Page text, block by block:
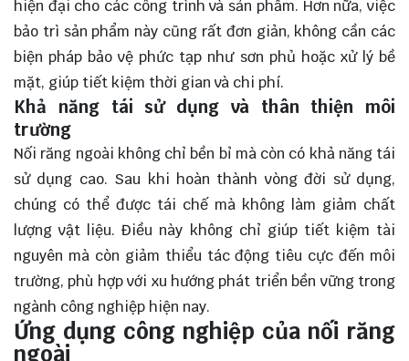
hiện đại cho các công trình và sản phẩm. Hơn nữa, việc
bảo trì sản phẩm này cũng rất đơn giản, không cần các
biện pháp bảo vệ phức tạp như sơn phủ hoặc xử lý bề
mặt, giúp tiết kiệm thời gian và chi phí.
Khả năng tái sử dụng và thân thiện môi
trường
Nối răng ngoài không chỉ bền bỉ mà còn có khả năng tái
sử dụng cao. Sau khi hoàn thành vòng đời sử dụng,
chúng có thể được tái chế mà không làm giảm chất
lượng vật liệu. Điều này không chỉ giúp tiết kiệm tài
nguyên mà còn giảm thiểu tác động tiêu cực đến môi
trường, phù hợp với xu hướng phát triển bền vững trong
ngành công nghiệp hiện nay.
Ứng dụng công nghiệp của nối răng
ngoài